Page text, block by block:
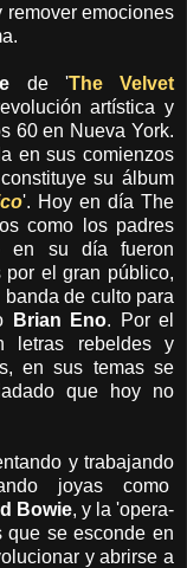
emociones
de 'The Velvet
artística y
60 en Nueva York.
en sus comienzos
su álbum
'. Hoy en día The
como los padres
en su día fueron
el gran público,
de culto para
Brian Eno. Por el
letras rebeldes y
en sus temas se
que hoy no
y trabajando
joyas como
Bowie, y la 'opera-
que se esconde en
y abrirse a